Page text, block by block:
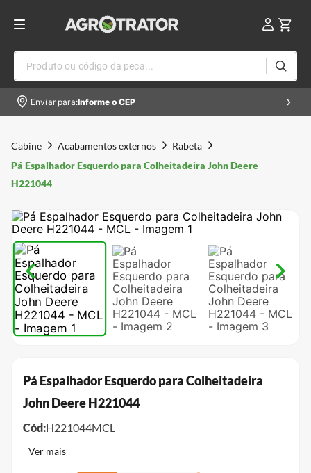
Produto ou código da peça...
Enviar para:Informe o CEP
Cabine Acabamentos externos
Rabeta
Pá Espalhador Esquerdo para Colheitadeira John Deere
H221044
Pá Espalhador Esquerdo para Colheitadeira
John Deere H221044
Cód:H221044MCL